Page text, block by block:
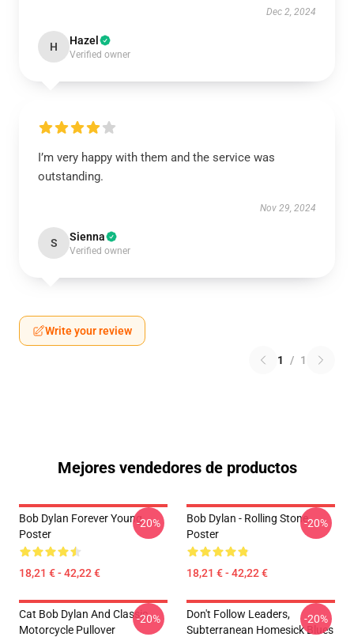
Dec 2, 2024
H Hazel
Verified owner
I’m very happy with them and the service was
outstanding.
Nov 29, 2024
S Sienna
Verified owner
Write your review
1 / 1
Mejores vendedores de productos
Bob Dylan Forever Young
Poster
18,21 € - 42,22 €
-20%
Bob Dylan - Rolling Stone
Poster
18,21 € - 42,22 €
-20%
Cat Bob Dylan And Classic
Motorcycle Pullover
-20%
Don't Follow Leaders,
Subterranean Homesick Blues
-20%